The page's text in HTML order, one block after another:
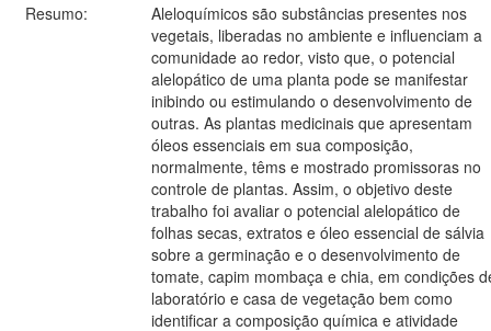
Resumo:
Aleloquímicos são substâncias presentes nos
vegetais, liberadas no ambiente e influenciam a
comunidade ao redor, visto que, o potencial
alelopático de uma planta pode se manifestar
inibindo ou estimulando o desenvolvimento de
outras. As plantas medicinais que apresentam
óleos essenciais em sua composição,
normalmente, têms e mostrado promissoras no
controle de plantas. Assim, o objetivo deste
trabalho foi avaliar o potencial alelopático de
folhas secas, extratos e óleo essencial de sálvia
sobre a germinação e o desenvolvimento de
tomate, capim mombaça e chia, em condições
laboratório e casa de vegetação bem como
identificar a composição química e atividade